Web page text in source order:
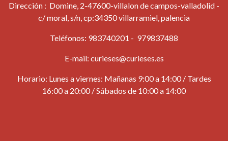
Dirección : Domine, 2-47600-villalon de campos-valladolid -
c/ moral, s/n, cp:34350 villarramiel, palencia
Teléfonos: 983740201 - 979837488
E-mail: curieses@curieses.es
Horario: Lunes a viernes: Mañanas 9:00 a 14:00 / Tardes
16:00 a 20:00 / Sábados de 10:00 a 14:00